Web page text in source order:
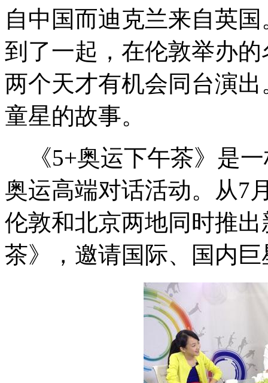
自中国而迪克兰来自英
到了一起，在伦敦举办
两个天才有机会同台演
童星的故事。
《5+奥运下午茶》是
奥运高端对话活动。从7
伦敦和北京两地同时推
茶》，邀请国际、国内